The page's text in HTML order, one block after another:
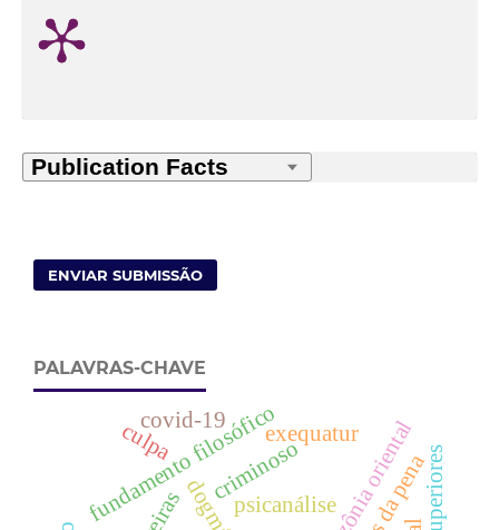
ENVIAR SUBMISSÃO
PALAVRAS-CHAVE
fundamento filosófico
criminoso
psicanálise
culpa amazônia oriental
fins da pena
exequatur
covid-19